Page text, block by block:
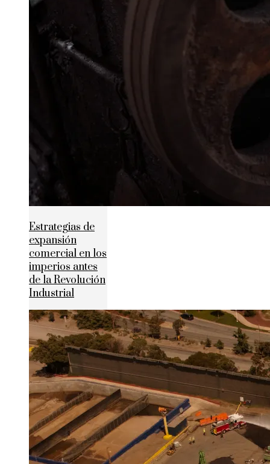
Estrategias de
expansión
comercial en los
imperios antes
de la Revolución
Industrial